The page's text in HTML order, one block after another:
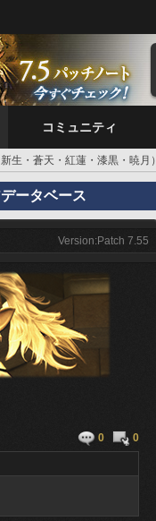
コミュニティ
生・蒼天・紅蓮・漆黒・暁月）
ータベース
Version:Patch 7.55
0
0